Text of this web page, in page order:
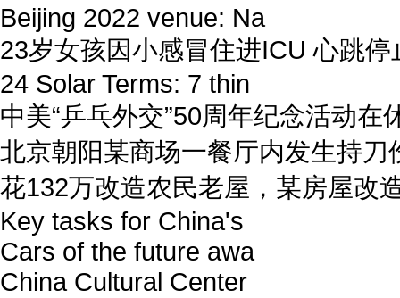
Beijing 2022 venue: Na
23岁女孩因小感冒住进ICU 心跳停
24 Solar Terms: 7 thin
中美“乒乓外交”50周年纪念活动在
北京朝阳某商场一餐厅内发生持刀
花132万改造农民老屋，某房屋改
Key tasks for China's
Cars of the future awa
China Cultural Center